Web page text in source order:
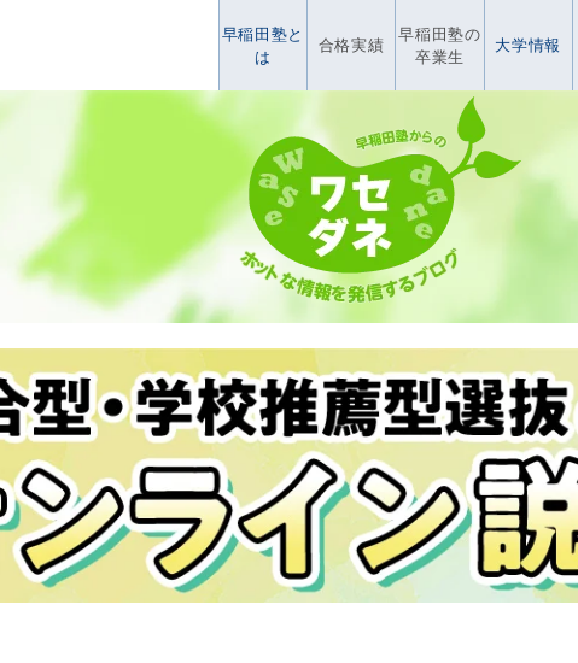
早稲田塾と
は
合格実績
早稲田塾の
卒業生
大学情報